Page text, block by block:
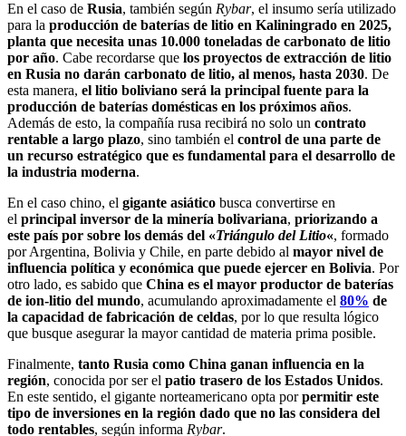
En el caso de Rusia, también según Rybar, el insumo sería utilizado
para la producción de baterías de litio en Kaliningrado en 2025,
planta que necesita unas 10.000 toneladas de carbonato de litio
por año. Cabe recordarse que los proyectos de extracción de litio
en Rusia no darán carbonato de litio, al menos, hasta 2030. De
esta manera, el litio boliviano será la principal fuente para la
producción de baterías domésticas en los próximos años.
Además de esto, la compañía rusa recibirá no solo un contrato
rentable a largo plazo, sino también el control de una parte de
un recurso estratégico que es fundamental para el desarrollo de
la industria moderna.
En el caso chino, el gigante asiático busca convertirse en
el principal inversor de la minería bolivariana, priorizando a
este país por sobre los demás del «Triángulo del Litio«, formado
por Argentina, Bolivia y Chile, en parte debido al mayor nivel de
influencia política y económica que puede ejercer en Bolivia. Por
otro lado, es sabido que China es el mayor productor de baterías
de ion-litio del mundo, acumulando aproximadamente el 80% de
la capacidad de fabricación de celdas, por lo que resulta lógico
que busque asegurar la mayor cantidad de materia prima posible.
Finalmente, tanto Rusia como China ganan influencia en la
región, conocida por ser el patio trasero de los Estados Unidos.
En este sentido, el gigante norteamericano opta porpermitir este
tipo de inversiones en la región dado que no las considera del
todo rentables, según informa Rybar.